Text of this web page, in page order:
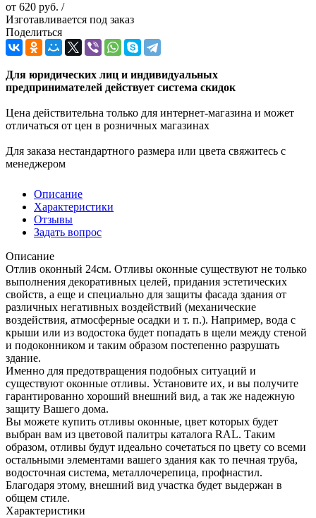
от 620 руб. /
Изготавливается под заказ
Поделиться
Для юридических лиц и индивидуальных
предпринимателей действует система скидок
Цена действительна только для интернет-магазина и может
отличаться от цен в розничных магазинах
Для заказа нестандартного размера или цвета свяжитесь с
менеджером
Описание
Характеристики
Отзывы
Задать вопрос
Описание
Отлив оконный 24см. Отливы оконные существуют не только
выполнения декоративных целей, придания эстетических
свойств, а еще и специально для защиты фасада здания от
различных негативных воздействий (механические
воздействия, атмосферные осадки и т. п.). Например, вода с
крыши или из водостока будет попадать в щели между стеной
и подоконником и таким образом постепенно разрушать
здание.
Именно для предотвращения подобных ситуаций и
существуют оконные отливы. Установите их, и вы получите
гарантированно хороший внешний вид, а так же надежную
защиту Вашего дома.
Вы можете купить отливы оконные, цвет которых будет
выбран вам из цветовой палитры каталога RAL. Таким
образом, отливы будут идеально сочетаться по цвету со всеми
остальными элементами вашего здания как то печная труба,
водосточная система, металлочерепица, профнастил.
Благодаря этому, внешний вид участка будет выдержан в
общем стиле.
Характеристики